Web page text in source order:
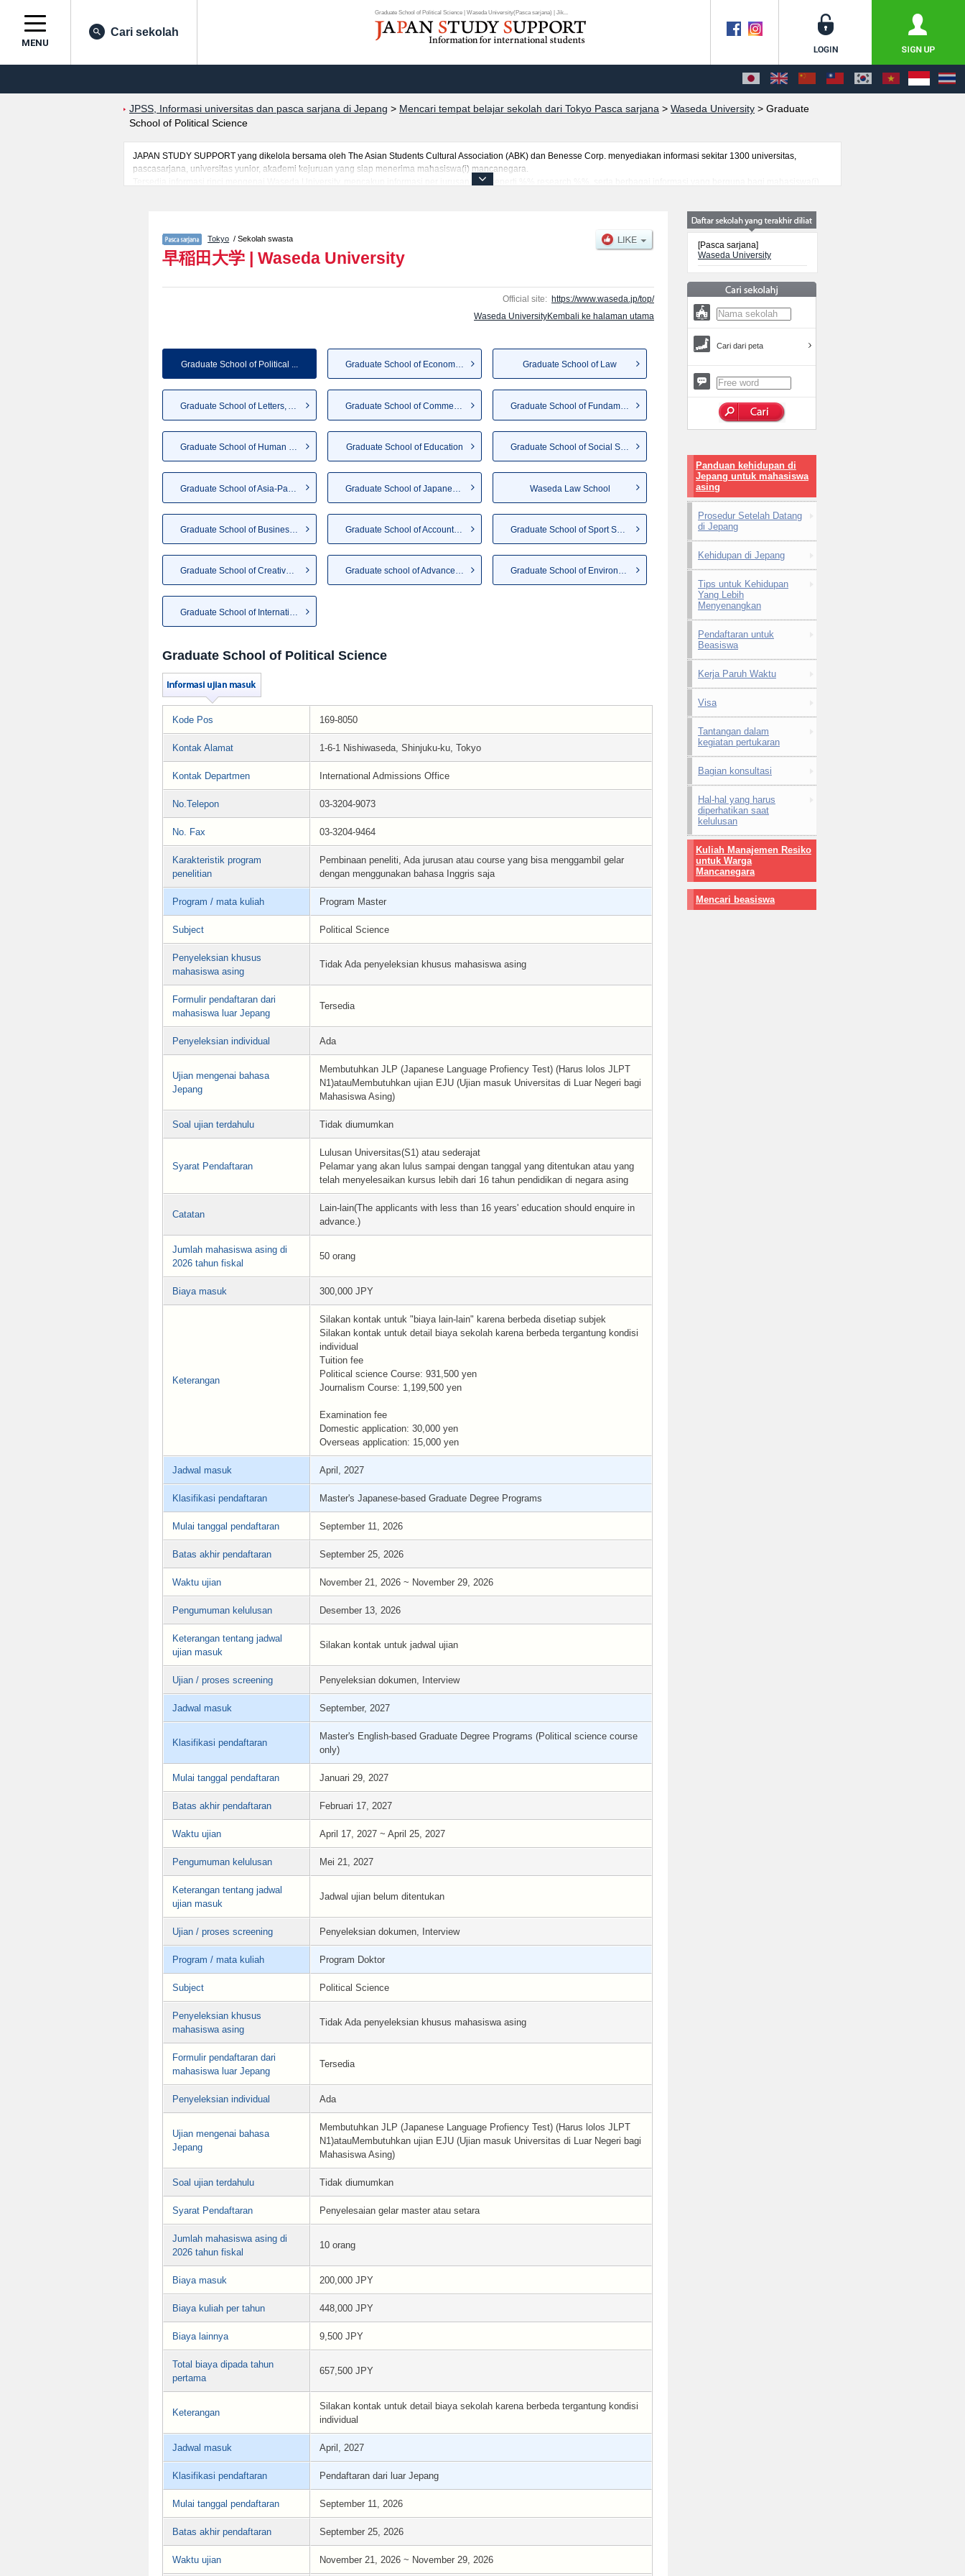
Graduate School of Political Science | Waseda University(Pasca sarjana) | Jik...
MENU
Cari sekolah
JPSS, Informasi universitas dan pasca sarjana di Jepang > Mencari tempat belajar sekolah dari Tokyo Pasca sarjana > Waseda University > Graduate
School of Political Science
JAPAN STUDY SUPPORT yang dikelola bersama oleh The Asian Students Cultural Association (ABK) dan Benesse Corp. menyediakan informasi sekitar 1300 universitas,
pascasarjana, universitas yunior, akademi kejuruan yang siap menerima mahasiswa(i) mancanegara.
Tersedia informasi rinci mengenai Waseda University, mencakup informasi per jurusan riset seperti %% research %%, serta berbagai informasi yang berguna bagi mahasiswa(i)
Tokyo / Sekolah swasta
早稲田大学 | Waseda University
Official site: https://www.waseda.jp/top/
Waseda UniversityKembali ke halaman utama
Graduate School of Political ... Graduate School of Economics Graduate School of Law
Graduate School of Human Scie... Graduate School of Education Graduate School of Social Sci...
Waseda Law School
Graduate School of Business a... Graduate School of Accountancy Graduate School of Sport Scie...
Graduate School of Creative S... Graduate school of Advanced S... Graduate School of Environmen...
Graduate School of Political Science
Kode Pos 169-8050
Kontak Alamat 1-6-1 Nishiwaseda, Shinjuku-ku, Tokyo
Kontak Departmen International Admissions Office
No.Telepon 03-3204-9073
No. Fax 03-3204-9464
Karakteristik program
penelitian
Pembinaan peneliti, Ada jurusan atau course yang bisa menggambil gelar
dengan menggunakan bahasa Inggris saja
Program / mata kuliah Program Master
Subject Political Science
Penyeleksian khusus
mahasiswa asing
Tidak Ada penyeleksian khusus mahasiswa asing
Formulir pendaftaran dari
mahasiswa luar Jepang
Tersedia
Penyeleksian individual Ada
Ujian mengenai bahasa
Jepang
Membutuhkan JLP (Japanese Language Profiency Test) (Harus lolos JLPT
N1)atauMembutuhkan ujian EJU (Ujian masuk Universitas di Luar Negeri bagi
Mahasiswa Asing)
Soal ujian terdahulu Tidak diumumkan
Syarat Pendaftaran
Lulusan Universitas(S1) atau sederajat
Pelamar yang akan lulus sampai dengan tanggal yang ditentukan atau yang
telah menyelesaikan kursus lebih dari 16 tahun pendidikan di negara asing
Catatan
Lain-lain(The applicants with less than 16 years' education should enquire in
advance.)
Jumlah mahasiswa asing di
2026 tahun fiskal
50 orang
Biaya masuk 300,000 JPY
Keterangan
Silakan kontak untuk "biaya lain-lain" karena berbeda disetiap subjek
Silakan kontak untuk detail biaya sekolah karena berbeda tergantung kondisi
individual
Tuition fee
Political science Course: 931,500 yen
Journalism Course: 1,199,500 yen
Examination fee
Domestic application: 30,000 yen
Overseas application: 15,000 yen
Jadwal masuk April, 2027
Klasifikasi pendaftaran Master's Japanese-based Graduate Degree Programs
Mulai tanggal pendaftaran September 11, 2026
Batas akhir pendaftaran September 25, 2026
Waktu ujian November 21, 2026 ~ November 29, 2026
Pengumuman kelulusan Desember 13, 2026
Keterangan tentang jadwal
ujian masuk
Silakan kontak untuk jadwal ujian
Ujian / proses screening Penyeleksian dokumen, Interview
Jadwal masuk September, 2027
Klasifikasi pendaftaran
Master's English-based Graduate Degree Programs (Political science course
only)
Mulai tanggal pendaftaran Januari 29, 2027
Batas akhir pendaftaran Februari 17, 2027
Waktu ujian April 17, 2027 ~ April 25, 2027
Pengumuman kelulusan Mei 21, 2027
Keterangan tentang jadwal
ujian masuk
Jadwal ujian belum ditentukan
Ujian / proses screening Penyeleksian dokumen, Interview
Program / mata kuliah Program Doktor
Subject Political Science
Penyeleksian khusus
mahasiswa asing
Tidak Ada penyeleksian khusus mahasiswa asing
Formulir pendaftaran dari
mahasiswa luar Jepang
Tersedia
Penyeleksian individual Ada
Ujian mengenai bahasa
Jepang
Membutuhkan JLP (Japanese Language Profiency Test) (Harus lolos JLPT
N1)atauMembutuhkan ujian EJU (Ujian masuk Universitas di Luar Negeri bagi
Mahasiswa Asing)
Soal ujian terdahulu Tidak diumumkan
Syarat Pendaftaran Penyelesaian gelar master atau setara
Jumlah mahasiswa asing di
2026 tahun fiskal
10 orang
Biaya masuk 200,000 JPY
Biaya kuliah per tahun 448,000 JPY
Biaya lainnya 9,500 JPY
Total biaya dipada tahun
pertama
657,500 JPY
Keterangan
Silakan kontak untuk detail biaya sekolah karena berbeda tergantung kondisi
individual
Jadwal masuk April, 2027
Klasifikasi pendaftaran Pendaftaran dari luar Jepang
Mulai tanggal pendaftaran September 11, 2026
Batas akhir pendaftaran September 25, 2026
Waktu ujian November 21, 2026 ~ November 29, 2026
[Pasca sarjana]
Waseda University
Cari dari peta
Panduan kehidupan di
Jepang untuk mahasiswa
asing
Prosedur Setelah Datang
di Jepang
Kehidupan di Jepang
Tips untuk Kehidupan
Yang Lebih
Menyenangkan
Pendaftaran untuk
Beasiswa
Kerja Paruh Waktu
Visa
Tantangan dalam
kegiatan pertukaran
Bagian konsultasi
Hal-hal yang harus
diperhatikan saat
kelulusan
Kuliah Manajemen Resiko
untuk Warga
Mancanegara
Mencari beasiswa